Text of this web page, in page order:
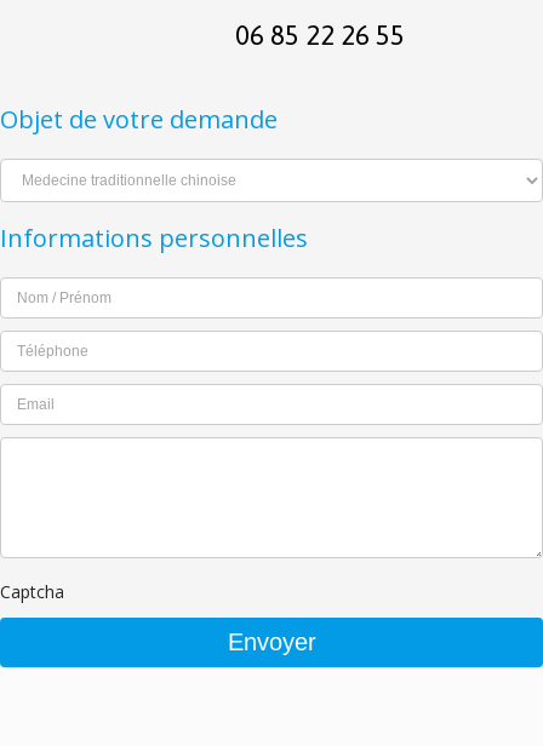
06 85 22 26 55
Objet de votre demande
Informations personnelles
Captcha